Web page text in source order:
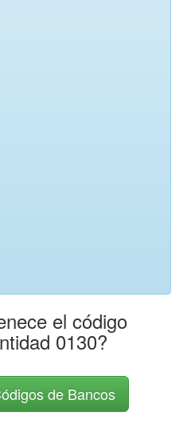
el código
0130?
de Bancos